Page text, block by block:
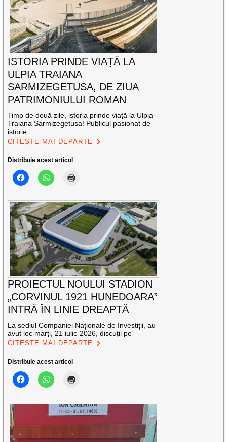
ISTORIA PRINDE VIAȚĂ LA
ULPIA TRAIANA
SARMIZEGETUSA, DE ZIUA
PATRIMONIULUI ROMAN
Timp de două zile, istoria prinde viață la Ulpia
Traiana Sarmizegetusa! Publicul pasionat de
istorie
CITEȘTE MAI DEPARTE
Distribuie acest articol
PROIECTUL NOULUI STADION
„CORVINUL 1921 HUNEDOARA”
INTRĂ ÎN LINIE DREAPTĂ
La sediul Companiei Naţionale de Investiţii, au
avut loc marți, 21 iulie 2026, discuții pe
CITEȘTE MAI DEPARTE
Distribuie acest articol